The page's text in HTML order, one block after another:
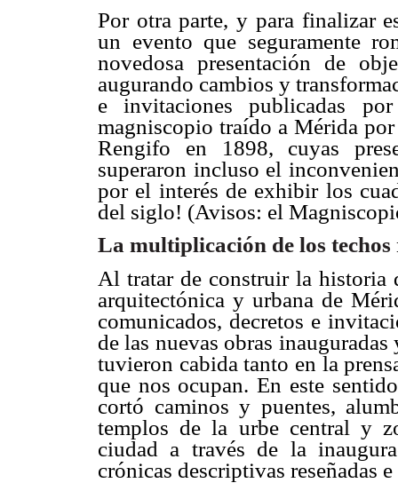
Por otra parte, y para finalizar
un evento que seguramente
novedosa presentación de
augurando cambios y
e invitaciones publicadas
magniscopio traído a Mérida
Rengifo en 1898, cuyas
superaron incluso el
por el interés de exhibir los
del siglo! (Avisos: el
La multiplicación de los
Al tratar de construir la historia
arquitectónica y urbana de
comunicados, decretos e
de las nuevas obras
tuvieron cabida tanto en la
que nos ocupan. En este
cortó caminos y puentes,
templos de la urbe central y
ciudad a través de la
crónicas descriptivas reseñadas